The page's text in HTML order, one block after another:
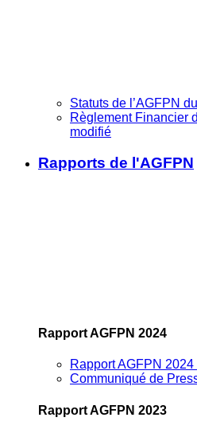
Statuts de l’AGFPN
Règlement Financier
modifié
Rapports de l'AGFPN
Rapport AGFPN 2024
Rapport AGFPN
Communiqué de
Rapport AGFPN 2023